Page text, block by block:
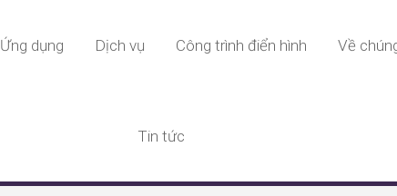
Ứng dụng Dịch vụ Công trình điển hình Về
Tin tức